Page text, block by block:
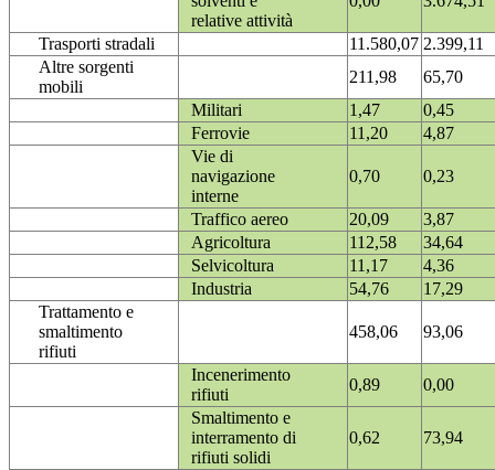
relative attività
Trasporti stradali 11.580,07 2.399,11
Altre sorgenti
mobili
211,98
65,70
Militari
1,47
0,45
Ferrovie
11,20
4,87
Vie di
navigazione
interne
0,70 0,23
Traffico aereo 20,09
3,87
Agricoltura
112,58
34,64
Selvicoltura
11,17
4,36
Industria
54,76
17,29
Trattamento e
smaltimento
rifiuti
458,06 93,06
Incenerimento
rifiuti
0,89
0,00
Smaltimento e
interramento di
rifiuti solidi
0,62 73,94